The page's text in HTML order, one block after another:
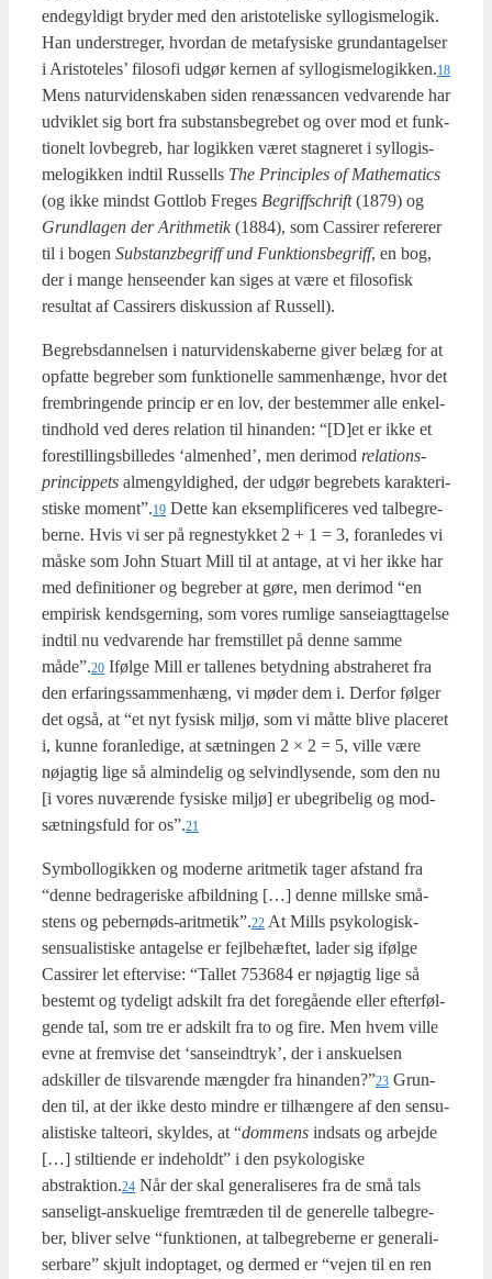
ende­gyl­digt bry­der med den ari­sto­te­li­ske syl­lo­gis­me­lo­gik.
Han under­stre­ger, hvor­dan de meta­fy­si­ske grund­an­ta­gel­ser
i Ari­sto­te­les’ filo­so­fi udgør ker­nen af syllogismelogikken.18
Mens natur­vi­den­ska­ben siden renæs­san­cen ved­va­ren­de har
udvik­let sig bort fra sub­stans­be­gre­bet og over mod et funk­
tio­nelt lov­be­greb, har logik­ken været stag­ne­ret i syl­lo­gis­
me­lo­gik­ken ind­til Rus­sells The Prin­cip­les of Mat­he­ma­ti­cs
(og ikke mindst Gott­lob Fre­ges Begrif­f­schrift(1879) og
Grund­la­gen der Arit­h­me­tik (1884), som Cas­si­rer refe­re­rer
til i bogen Sub­stan­z­be­griff und Funk­tions­be­griff, en bog,
der i man­ge hen­se­en­der kan siges at være et filo­so­fisk
resul­tat af Cas­si­rers dis­kus­sion af Rus­sell).
Begrebs­dan­nel­sen i natur­vi­den­ska­ber­ne giver belæg for at
opfat­te begre­ber som funk­tio­nel­le sam­men­hæn­ge, hvor det
frem­brin­gen­de prin­cip er en lov, der bestem­mer alle enkel­
tind­hold ved deres rela­tion til hin­an­den: “[D]et er ikke et
fore­stil­lings­bil­le­des ‘almen­hed’, men der­i­mod rela­tions­
prin­cip­pets almen­gyl­dig­hed, der udgør begre­bets karak­te­ri­
sti­ske moment”.19 Det­te kan eksem­pli­fi­ce­res ved tal­be­gre­
ber­ne. Hvis vi ser på reg­ne­styk­ket 2 + 1 = 3, for­an­le­des vi
måske som John Stu­art Mill til at anta­ge, at vi her ikke har
med defi­ni­tio­ner og begre­ber at gøre, men der­i­mod “en
empi­risk kends­ger­ning, som vores rum­li­ge san­sei­agt­ta­gel­se
ind­til nu ved­va­ren­de har frem­stil­let på den­ne sam­me
måde”.20 Iføl­ge Mill er tal­le­nes betyd­ning abstra­he­ret fra
den erfa­rings­sam­men­hæng, vi møder dem i. Der­for føl­ger
det også, at “et nyt fysisk mil­jø, som vi måt­te bli­ve pla­ce­ret
i, kun­ne for­an­le­di­ge, at sæt­nin­gen 2 × 2 = 5, vil­le være
nøj­ag­tig lige så almin­de­lig og sel­vind­ly­sen­de, som den nu
[i vores nuvæ­ren­de fysi­ske mil­jø] er ube­gri­be­lig og mod­
sæt­nings­fuld for os”.21
Sym­bol­lo­gik­ken og moder­ne arit­me­tik tager afstand fra
“den­ne bed­ra­ge­ri­ske afbild­ning […] den­ne mill­ske små­
stens og pebernøds-aritmetik”.22 At Mills psy­ko­lo­gisk-
sensu­a­li­sti­ske anta­gel­se er fejl­be­hæf­tet, lader sig iføl­ge
Cas­si­rer let efter­vi­se: “Tal­let 753684 er nøj­ag­tig lige så
bestemt og tyde­ligt adskilt fra det fore­gå­en­de eller efter­føl­
gen­de tal, som tre er adskilt fra to og fire. Men hvem vil­le
evne at frem­vi­se det ‘san­se­ind­tryk’, der i ansku­el­sen
adskil­ler de til­sva­ren­de mæng­der fra hinanden?”23 Grun­
den til, at der ikke desto min­dre er til­hæn­ge­re af den sensu­
a­li­sti­ske tal­te­o­ri, skyl­des, at “dom­mens ind­sats og arbej­de
[…] stil­tien­de er inde­holdt” i den psy­ko­lo­gi­ske
abstraktion.24 Når der skal gene­ra­li­se­res fra de små tals
san­se­ligt-ansku­e­li­ge frem­træ­den til de gene­rel­le tal­be­gre­
ber, bli­ver sel­ve “funk­tio­nen, at tal­be­gre­ber­ne er gene­ra­li­
ser­ba­re” skjult ind­op­ta­get, og der­med er “vej­en til en ren